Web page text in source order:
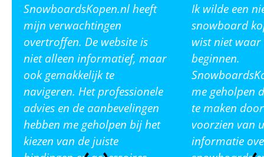
SnowboardsKopen.nl heeft
mijn verwachtingen
overtroffen. De website is
niet alleen informatief, maar
ook gemakkelijk te
navigeren. Het professionele
advies en de aanbevelingen
hebben me geholpen bij het
kiezen van de juiste
Ik wilde een
snowboard
wist niet waar
beginnen.
me geholpen
te maken
voorzien van
informatie